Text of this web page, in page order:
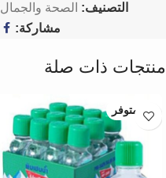
التصنيف: الصحة والجمال
مشاركة:
منتجات ذات صلة
غير متوفر